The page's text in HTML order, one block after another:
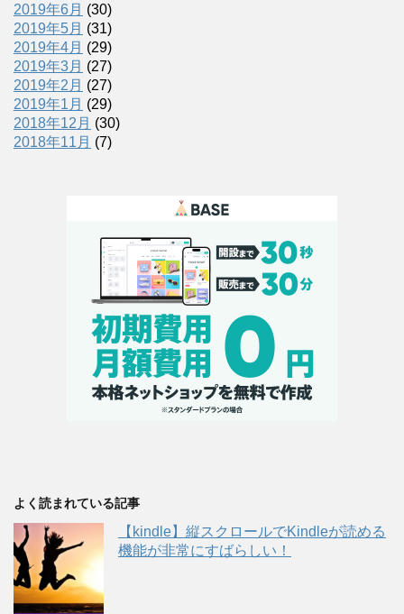
2019年6月 (30)
2019年5月 (31)
2019年4月 (29)
2019年3月 (27)
2019年2月 (27)
2019年1月 (29)
2018年12月 (30)
2018年11月 (7)
よく読まれている記事
【kindle】縦スクロールでKindleが読める
機能が非常にすばらしい！